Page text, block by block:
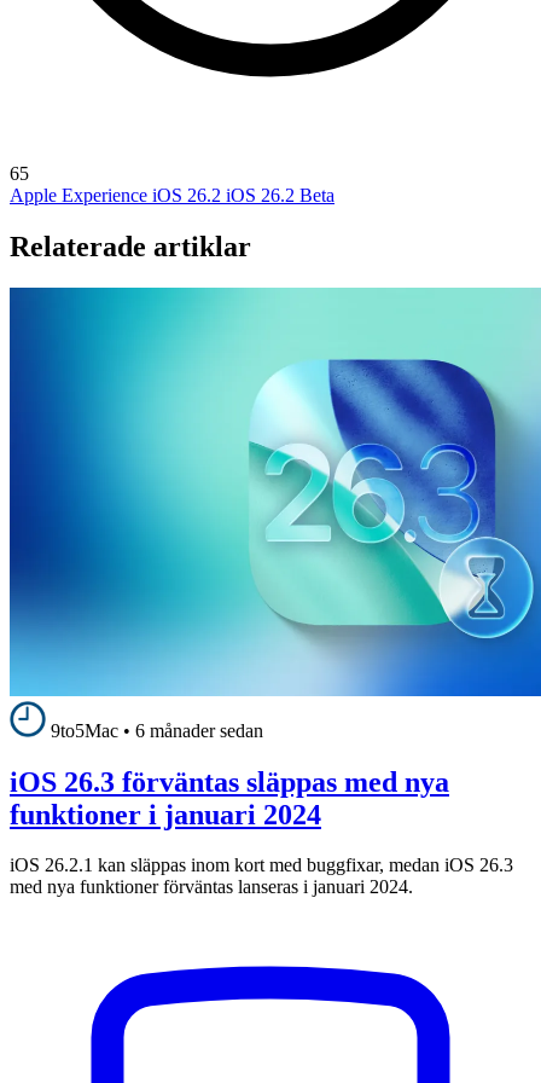
65
Apple Experience iOS 26.2 iOS 26.2 Beta
Relaterade artiklar
9to5Mac • 6 månader sedan
iOS 26.3 förväntas släppas med nya
funktioner i januari 2024
iOS 26.2.1 kan släppas inom kort med buggfixar, medan iOS 26.3
med nya funktioner förväntas lanseras i januari 2024.